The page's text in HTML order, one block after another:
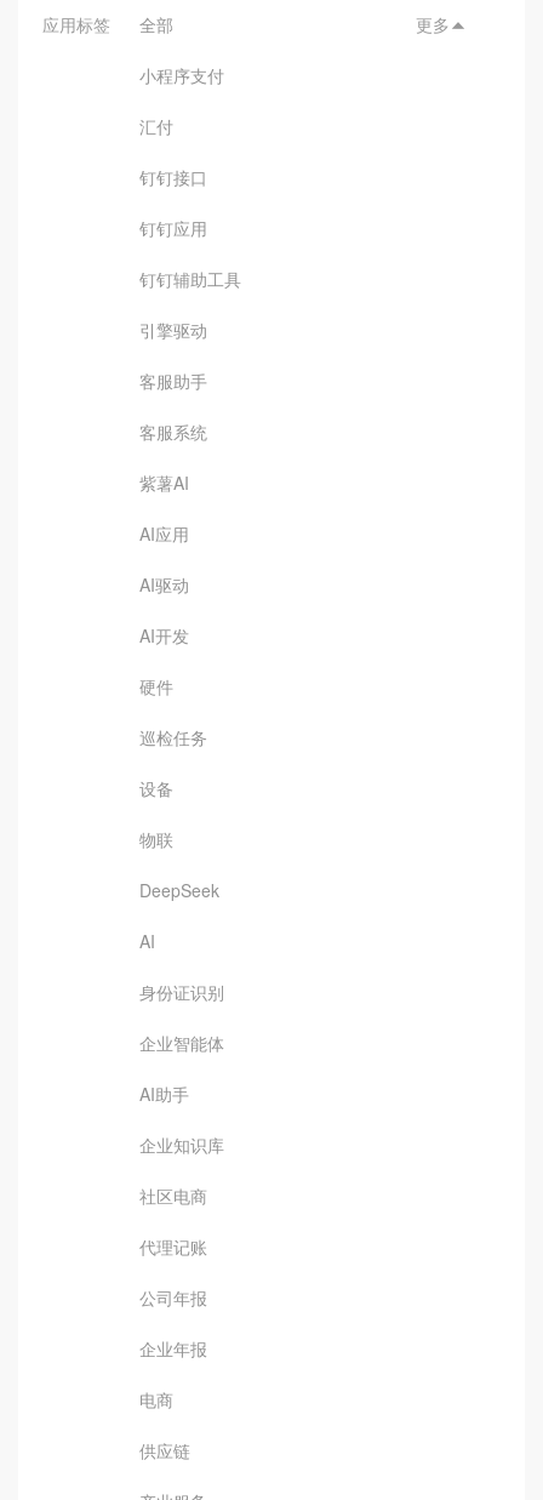
应用标签 全部
小程序支付
汇付
钉钉接口
钉钉应用
钉钉辅助工具
引擎驱动
客服助手
客服系统
紫薯AI
AI应用
AI驱动
AI开发
硬件
巡检任务
设备
物联
DeepSeek
AI
身份证识别
企业智能体
AI助手
企业知识库
社区电商
代理记账
公司年报
企业年报
电商
供应链
更多 